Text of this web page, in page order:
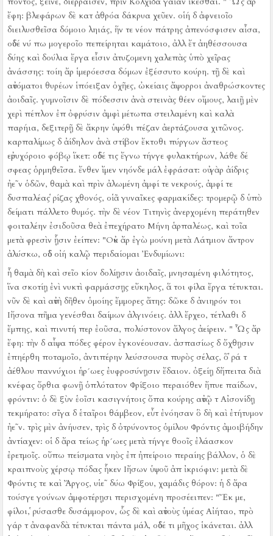
ἔφη: βλεφάρων δὲ κατ ἀθρόα δάκρυα χεῦεν. οἱή δ ἀφνειοῖο
διειλυσθεῖσα δόμοιο ληιάς, ἥν τε νέον πάτρης ἀπενόσφισεν αἶσα,
οὐδέ νύ πω μογεροῖο πεπείρηται καμάτοιο, ἀλλ ἔτ ἀηθέσσουσα
δύης καὶ δούλια ἔργα εἶσιν ἀτυζομενη χαλεπὰς ὑπὸ χεῖρας
ἀνάσσης: τοίη ἄρ ἱμερόεσσα δόμων ἐξέσσυτο κούρη. τῇ δὲ καὶ
αὐτόματοι θυρέων ἱπόειξαν ὀχῆες, ὠκείαις ἄψορροι ἀναθρώσκοντες
ἀοιδαῖς. γυμνοῖσιν δὲ πόδεσσιν ἀνὰ στεινὰς θέεν οἴμους, λαιῇ μὲν
χερὶ πέπλον ἐπ ὀφρύσιν ἀμφὶ μέτωπα στειλαμένη καὶ καλὰ
παρήια, δεξιτερῇ δὲ ἄκρην ὑψόθι πέζαν ἀερτάζουσα χιτῶνος.
καρπαλίμως δ ἀίδηλον ἀνὰ στίβον ἔκτοθι πύργων ἄστεος
εὐρυχόροιο φόβῳ ἵκετ: οὐδέ τις ἔγνω τήνγε φυλακτήρων, λάθε δέ
σφεας ὁρμηθεῖσα. ἔνθεν ἴμεν νηόνδε μάλ ἐφράσατ: οὐ γὰρ ἀίδρις
ἠε῀ν ὁδῶν, θαμὰ καὶ πρὶν ἀλωμένη ἀμφί τε νεκρούς, ἀμφί τε
δυσπαλέας ῥίζας χθονός, οἱᾶ γυναῖκες φαρμακίδες: τρομερῷ δ ὑπὸ
δείματι πάλλετο θυμός. τὴν δὲ νέον Τιτηνὶς ἀνερχομένη περάτηθεν
φοιταλέην ἐσιδοῦσα θεὰ ἐπεχήρατο Μήνη ἁρπαλέως, καὶ τοῖα
μετὰ φρεσὶν ᾗσιν ἐείπεν: "Οὐκ ἄρ ἐγὼ μούνη μετὰ Λάτμιον ἄντρον
ἀλύσκω, οὐδ οἰή καλῷ περιδαίομαι Ἐνδυμίωνι:
ἦ θαμὰ δὴ καὶ σεῖο κίον δολίῃσιν ἀοιδαῖς, μνησαμένη φιλότητος,
ἵνα σκοτίῃ ἐνὶ νυκτὶ φαρμάσσῃς εὔκηλος, ἅ τοι φίλα ἔργα τέτυκται.
νῦν δὲ καὶ αὐτὴ δῆθεν ὁμοίης ἔμμορες ἄτης: δῶκε δ ἀνιηρόν τοι
Ιἤσονα πῆμα γενέσθαι δαίμων ἀλγινόεις. ἀλλ ἔρχεο, τέτλαθι δ
ἔμπης, καὶ πινυτή περ ἐοῦσα, πολύστονον ἄλγος ἀείρειν. " Ὦς ἄρ
ἔφη: τὴν δ αἶψα πόδες φέρον ἐγκονέουσαν. ἀσπασίως δ ὄχθῃσιν
ἐπηέρθη ποταμοῖο, ἀντιπέρην λεύσσουσα πυρὸς σέλας, ὅ ῥά τ
ἀέθλου παννύχιοι ἡρ´ωες ἐυφροσύνῃσιν ἔδαιον. ὀξείῃ δἤπειτα διὰ
κνέφας ὄρθια φωνῇ ὁπλότατον Φρίξοιο περαιόθεν ἤπυε παίδων,
φρόντιν: ὁ δὲ ξὺν ἑοῖσι κασιγνήτοις ὄπα κούρης αὐτῷ τ Αἰσονίδῃ
τεκμήρατο: σῖγα δ ἑταῖροι θάμβεον, εὖτ ἐνόησαν ὃ δὴ καὶ ἐτήτυμον
ἠε῀ν. τρὶς μὲν ἀνήυσεν, τρὶς δ ὀτρύνοντος ὁμίλου Φρόντις ἀμοιβήδην
ἀντίαχεν: οἱ δ ἄρα τείως ἡρ´ωες μετὰ τήνγε θοοῖς ἐλάασκον
ἐρετμοῖς. οὔπω πείσματα νηὸς ἐπ ἠπείροιο περαίης βάλλον, ὁ δὲ
κραιπνοὺς χέρσῳ πόδας ἧκεν Ιἤσων ὑψοῦ ἀπ ἰκριόφιν: μετὰ δὲ
Φρόντις τε καὶ Ἄργος, υἱε῀ δύω Φρίξου, χαμάδις θόρον: ἡ δ ἄρα
τούσγε γούνων ἀμφοτέρῃσι περισχομένη προσέειπεν: "Ἔκ με,
φίλοι, ῥύσασθε δυσάμμορον, ὧς δὲ καὶ αὐτοὺς ὑμέας Αἰήταο, πρὸ
γάρ τ ἀναφανδὰ τέτυκται πάντα μάλ, οὐδέ τι μῆχος ἱκάνεται. ἀλλ